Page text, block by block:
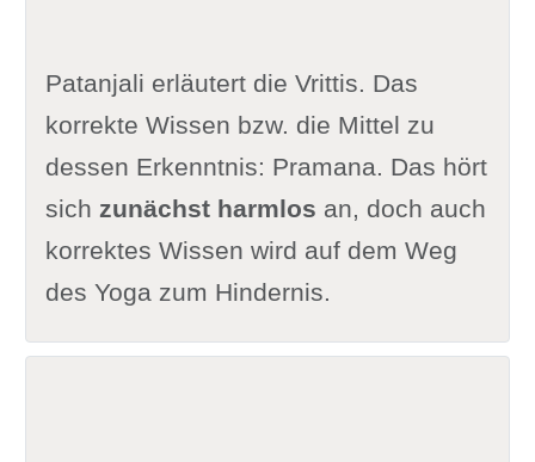
Patanjali erläutert die Vrittis. Das
korrekte Wissen bzw. die Mittel zu
dessen Erkenntnis: Pramana. Das hört
sich zunächst harmlos an, doch auch
korrektes Wissen wird auf dem Weg
des Yoga zum Hindernis.